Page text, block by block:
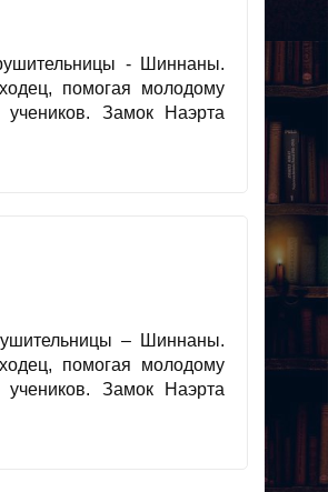
- Шиннаны.
помогая молодому
Замок Наэрта
– Шиннаны.
помогая молодому
Замок Наэрта